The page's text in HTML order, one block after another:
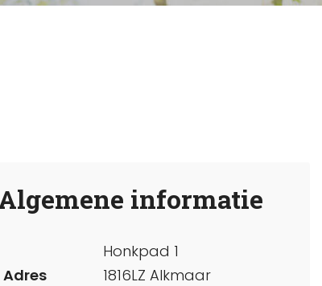
informatie
Adres
Honkpad 1
1816LZ Alkmaar